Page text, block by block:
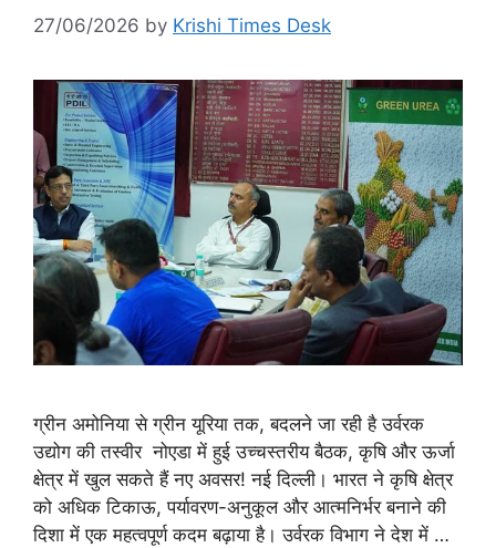
27/06/2026 by Krishi Times Desk
ग्रीन अमोनिया से ग्रीन यूरिया तक, बदलने जा रही है उर्वरक
उद्योग की तस्वीर नोएडा में हुई उच्चस्तरीय बैठक, कृषि और ऊर्जा
क्षेत्र में खुल सकते हैं नए अवसर! नई दिल्ली। भारत ने कृषि क्षेत्र
को अधिक टिकाऊ, पर्यावरण-अनुकूल और आत्मनिर्भर बनाने की
दिशा में एक महत्वपूर्ण कदम बढ़ाया है। उर्वरक विभाग ने देश में …